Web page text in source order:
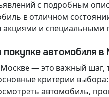
с подробным
в отличном
и специальными
автомобиля в
— это важный
критерии
автомобиль,